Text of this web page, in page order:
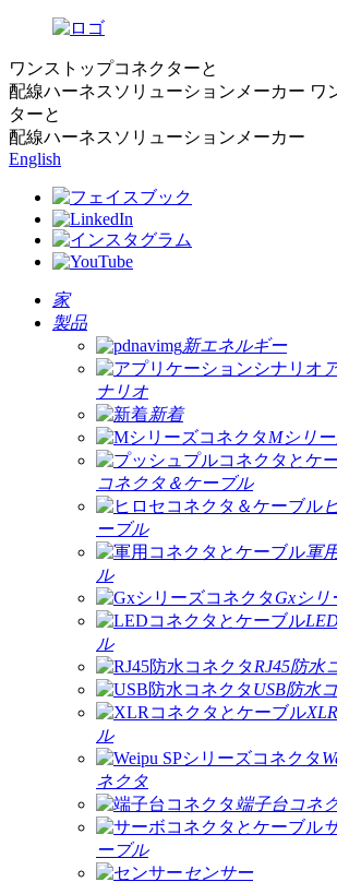
ワンストップコネクターと
配線ハーネスソリューションメーカー ワ
ターと
配線ハーネスソリューションメーカー
English
家
製品
新エネルギー
ナリオ
新着
Mシリ
コネクタ＆ケーブル
ーブル
軍
ル
Gxシリ
ル
RJ45防水
USB防水
ル
ネクタ
端子台コネ
ーブル
センサー